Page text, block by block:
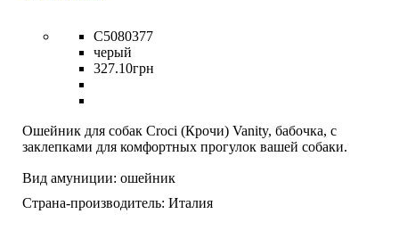
C5080377
черый
327.10грн
Ошейник для собак Croci (Крочи) Vanity, бабочка, с
заклепками для комфортных прогулок вашей собаки.
Вид амуниции: ошейник
Страна-производитель: Италия